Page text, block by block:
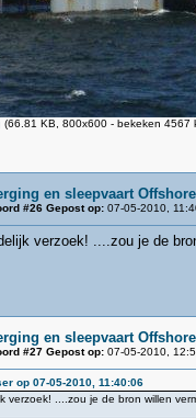
(66.81 KB, 800x600 - bekeken 4567
en sleepvaart Offshore
#26 Gepost op:07-05-2010,
verzoek! ....zou je de
en sleepvaart Offshore
#27 Gepost op:07-05-2010,
op 07-05-2010, 11:40:06
verzoek! ....zou je de bron willen